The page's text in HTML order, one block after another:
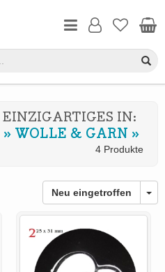
IN:
» WOLLE & GARN »
4 Produkte
Neu eingetroffen